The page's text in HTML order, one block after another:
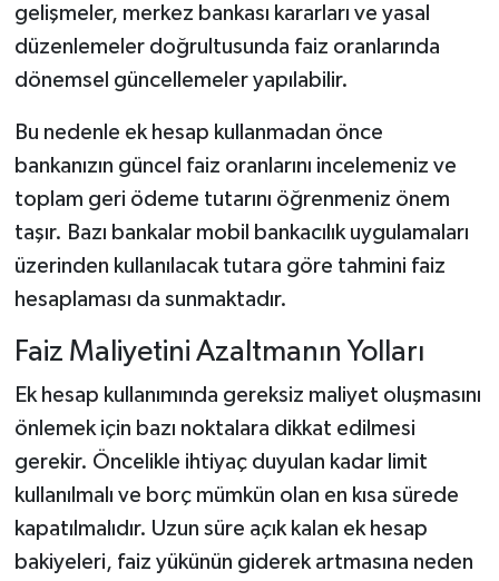
gelişmeler, merkez bankası kararları ve yasal
düzenlemeler doğrultusunda faiz oranlarında
dönemsel güncellemeler yapılabilir.
Bu nedenle ek hesap kullanmadan önce
bankanızın güncel faiz oranlarını incelemeniz ve
toplam geri ödeme tutarını öğrenmeniz önem
taşır. Bazı bankalar mobil bankacılık uygulamaları
üzerinden kullanılacak tutara göre tahmini faiz
hesaplaması da sunmaktadır.
Faiz Maliyetini Azaltmanın Yolları
Ek hesap kullanımında gereksiz maliyet oluşmasını
önlemek için bazı noktalara dikkat edilmesi
gerekir. Öncelikle ihtiyaç duyulan kadar limit
kullanılmalı ve borç mümkün olan en kısa sürede
kapatılmalıdır. Uzun süre açık kalan ek hesap
bakiyeleri, faiz yükünün giderek artmasına neden